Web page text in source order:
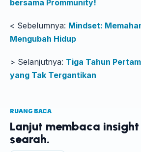
bersama Prommunity!
< Sebelumnya: Mindset:
Mengubah Hidup
> Selanjutnya: Tiga Tahun
yang Tak Tergantikan
RUANG BACA
Lanjut membaca
searah.